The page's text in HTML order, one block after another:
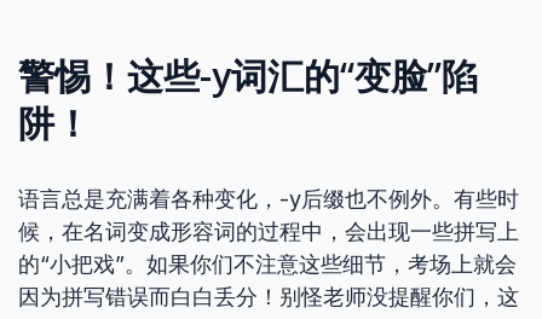
警惕！这些-y词汇的“变脸”陷
阱！
语言总是充满着各种变化，-y后缀也不例外。有些时
候，在名词变成形容词的过程中，会出现一些拼写上
的“小把戏”。如果你们不注意这些细节，考场上就会
因为拼写错误而白白丢分！别怪老师没提醒你们，这